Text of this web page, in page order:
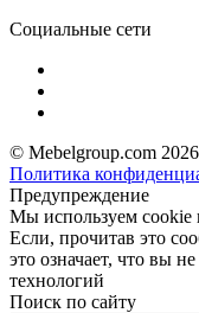
Социальные сети
© Mebelgroup.com
Политика
Предупреждение
Мы используем cookie
Если, прочитав это
это означает, что вы
технологий
Поиск по сайту